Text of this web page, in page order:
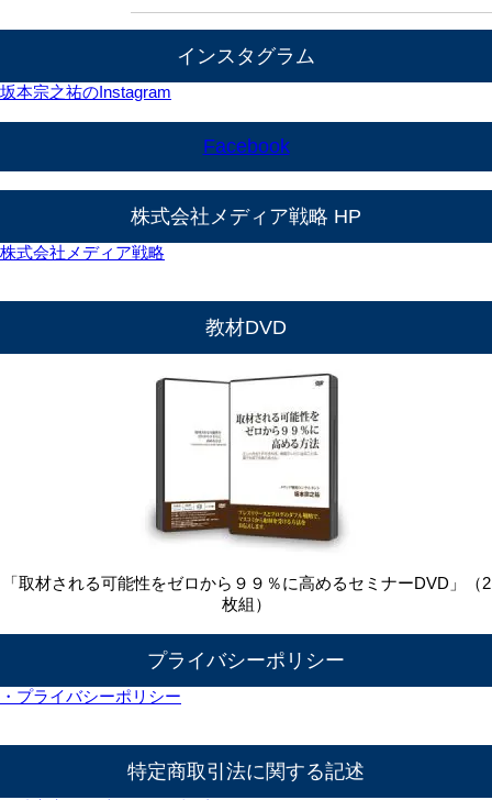
インスタグラム
坂本宗之祐のInstagram
Facebook
株式会社メディア戦略 HP
株式会社メディア戦略
教材DVD
「取材される可能性をゼロから９９％に高めるセミナーDVD」（2
枚組）
プライバシーポリシー
・プライバシーポリシー
特定商取引法に関する記述